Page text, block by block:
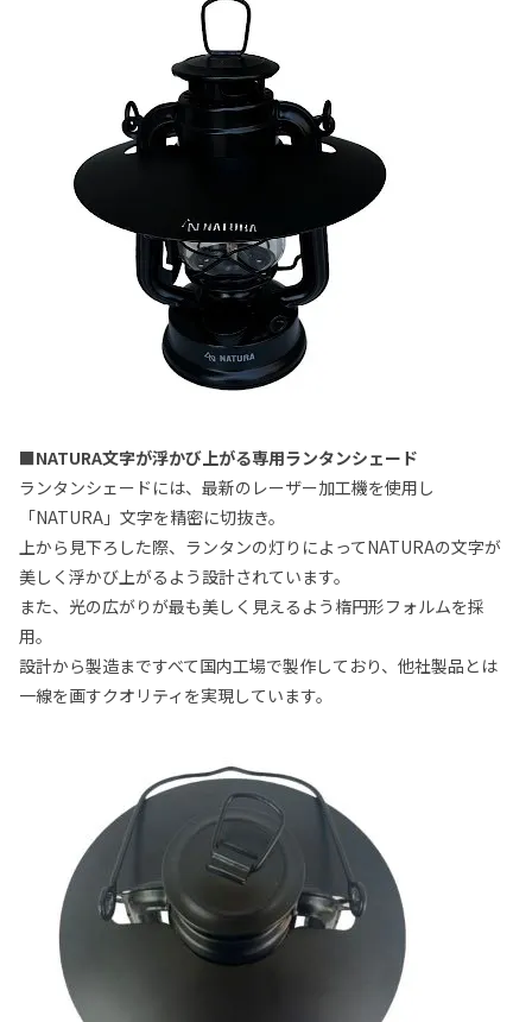
■NATURA文字が浮かび上がる専用ランタンシェード
ランタンシェードには、最新のレーザー加工機を使用し
「NATURA」文字を精密に切抜き。
上から見下ろした際、ランタンの灯りによってNATURAの文字が
美しく浮かび上がるよう設計されています。
また、光の広がりが最も美しく見えるよう楕円形フォルムを採
用。
設計から製造まですべて国内工場で製作しており、他社製品とは
一線を画すクオリティを実現しています。